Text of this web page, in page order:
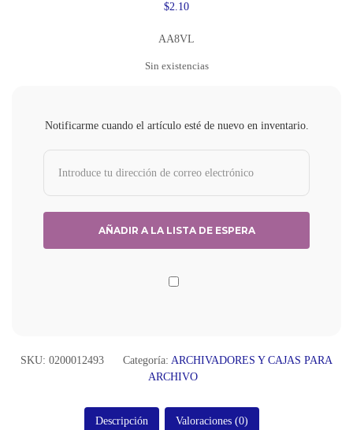
$2.10
AA8VL
Sin existencias
Notificarme cuando el artículo esté de nuevo en inventario.
SKU: 0200012493 Categoría: ARCHIVADORES Y CAJAS PARA
ARCHIVO
Descripción Valoraciones (0)